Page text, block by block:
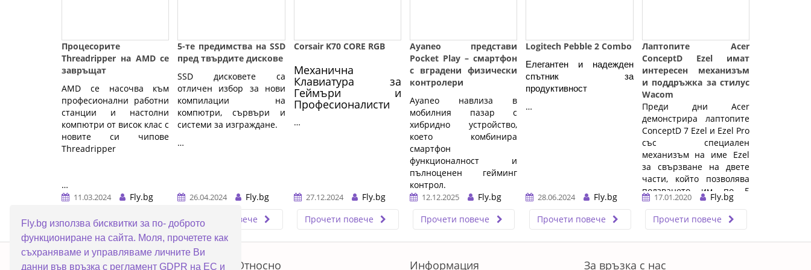
Fly.bg използва бисквитки за по- доброто
функциониране на сайта. Моля, прочетете как
съхраняваме и управляваме личните Ви
данни във връзка с регламент GDPR на ЕС и
Процесорите
Threadripper на AMD се
завръщат
AMD се насочва към
професионални работни
станции и настолни
компютри от висок клас с
новите си чипове
Threadripper
…
11.03.2024
Fly.bg
Прочети повече
5-те предимства на SSD
пред твърдите дискове
SSD дисковете са
отличен избор за нови
компилации на
компютри, сървъри и
системи за изграждане.
…
26.04.2024
Fly.bg
Прочети повече
Corsair K70 CORE RGB
Механична
Клавиатура за
Геймъри и
Професионалисти
…
27.12.2024
Fly.bg
Прочети повече
Ayaneo представи
Pocket Play – смартфон
с вградени физически
контролери
Ayaneo навлиза в
мобилния пазар с
хибридно устройство,
което комбинира
смартфон
функционалност и
пълноценен гейминг
контрол.
… 12.12.2025
Fly.bg
Прочети повече
Logitech Pebble 2 Combo
Елегантен и надежден
спътник за
продуктивност
…
28.06.2024
Fly.bg
Прочети повече
Лаптопите Acer
ConceptD Ezel имат
интересен механизъм
и поддръжка за стилус
Wacom
Преди дни Acer
демонстрира лаптопите
ConceptD 7 Ezel и Ezel Pro
със специален
механизъм на име Ezel
за свързване на двете
части, който позволява
ползването им по 5
различни начина чрез
промяна на позицията
на ...…
17.01.2020
Fly.bg
Прочети повече
ERROR5
Топ категории Относно Информация За връзка с нас